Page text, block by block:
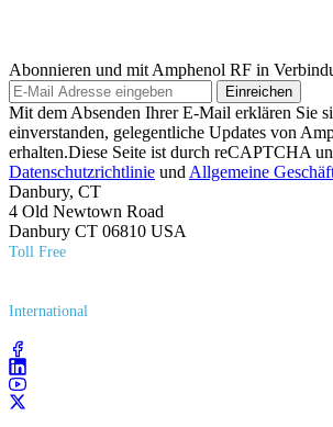
Abonnieren und mit Amphenol RF in
Einreichen
Mit dem Absenden Ihrer E-Mail erklären Sie
einverstanden, gelegentliche Updates von
erhalten.Diese Seite ist durch reCAPTCHA
Datenschutzrichtlinie und Allgemeine
Danbury, CT
4 Old Newtown Road
Danbury CT 06810 USA
Toll Free
International